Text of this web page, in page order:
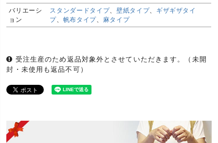
さい
下さい。・壁の幅が狭い場合。 ・壁の角(コーナー)
以外の場所。 ・丸みを帯びたコーナー部分。・コー
ナーが直角でない場所。(ほぼ直角であれば大丈夫で
る』がカバーできる範囲であれば大丈夫です)・凹凸
がデザインされた壁。・画鋲(押ピン)が刺さらない
受注生産のため返品・交換はお受けしておりませ
本来の用途以外でのご使用はしないでください。火
気には近づけないで下さい。「コーナー用」「三面
用」は、猫の爪研ぎくらいでは壁から外れません
バリエーシ
ョン
スタンダードタイプ、 壁紙タイプ、 ギザギザタイ
プ
帆布タイプ 麻タイプ
受注生産のため返品対象外とさせていただきます。（未開
封・未使用も返品不可）